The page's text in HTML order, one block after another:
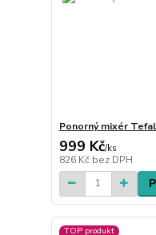
Ponorný mixér
999 Kč/ks
826 Kč bez DPH
TOP produkt